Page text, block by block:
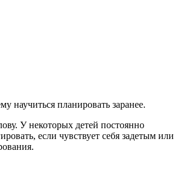
научиться планировать заранее.
У некоторых детей постоянно
если чувствует себя задетым или